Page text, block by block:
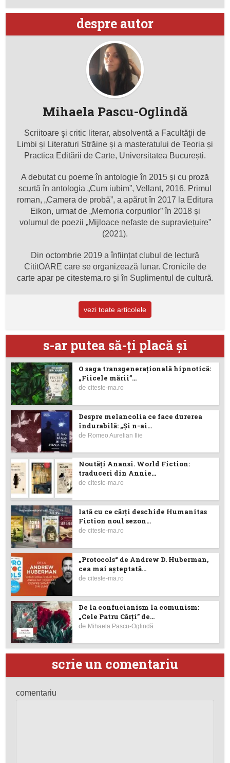
despre autor
Mihaela Pascu-Oglindă
Scriitoare şi critic literar, absolventă a Facultăţii de
Limbi și Literaturi Străine și a masteratului de Teoria și
Practica Editării de Carte, Universitatea București.
A debutat cu poeme în antologie în 2015 și cu proză
scurtă în antologia „Cum iubim”, Vellant, 2016. Primul
roman, „Camera de probă”, a apărut în 2017 la Editura
Eikon, urmat de „Memoria corpurilor” în 2018 și
volumul de poezii „Mijloace nefaste de supraviețuire”
(2021).
Din octombrie 2019 a înființat clubul de lectură
CititOARE care se organizează lunar. Cronicile de
carte apar pe citestema.ro și în Suplimentul de cultură.
vezi toate articolele
s-ar putea să-ţi placă şi
O saga transgenerațională hipnotică:
„Fiicele mării”...
deciteste-ma.ro
Despre melancolia ce face durerea
îndurabilă: „Și n-ai...
de Romeo Aurelian Ilie
Noutăţi Anansi. World Fiction:
traduceri din Annie...
deciteste-ma.ro
Iată cu ce cărţi deschide Humanitas
Fiction noul sezon...
deciteste-ma.ro
„Protocols“ de Andrew D. Huberman,
cea mai așteptată...
deciteste-ma.ro
De la confucianism la comunism:
„Cele Patru Cărți” de...
de Mihaela Pascu-Oglindă
scrie un comentariu
comentariu